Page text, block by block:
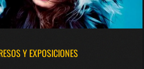
Y EXPOSICIONES